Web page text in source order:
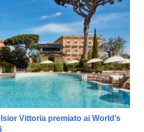
Vittoria premiato ai World’s